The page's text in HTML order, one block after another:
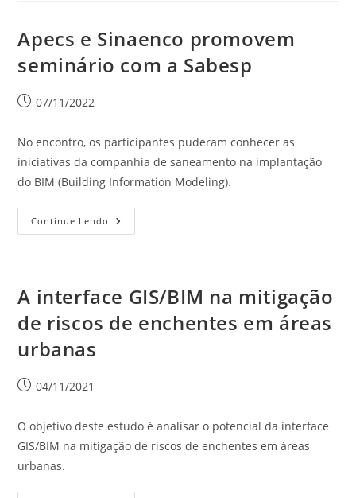
Apecs e Sinaenco promovem
seminário com a Sabesp
07/11/2022
No encontro, os participantes puderam conhecer as
iniciativas da companhia de saneamento na implantação
do BIM (Building Information Modeling).
Continue Lendo
A interface GIS/BIM na mitigação
de riscos de enchentes em áreas
urbanas
04/11/2021
O objetivo deste estudo é analisar o potencial da interface
GIS/BIM na mitigação de riscos de enchentes em áreas
urbanas.